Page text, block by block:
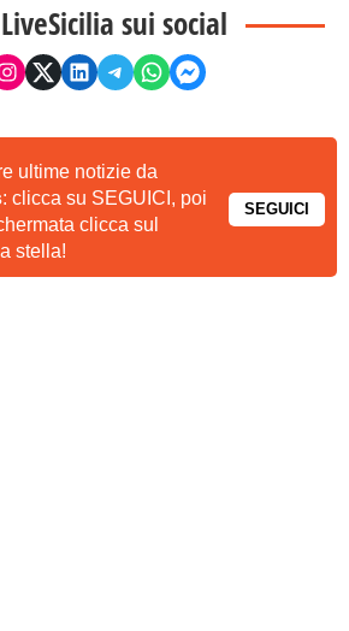
sui social
ultime notizie da
: clicca su SEGUICI, poi
clicca sul
stella!
SEGUICI